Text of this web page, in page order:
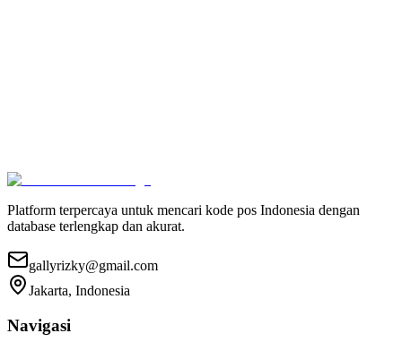
Platform terpercaya untuk mencari kode pos Indonesia dengan
database terlengkap dan akurat.
gallyrizky@gmail.com
Jakarta, Indonesia
Navigasi